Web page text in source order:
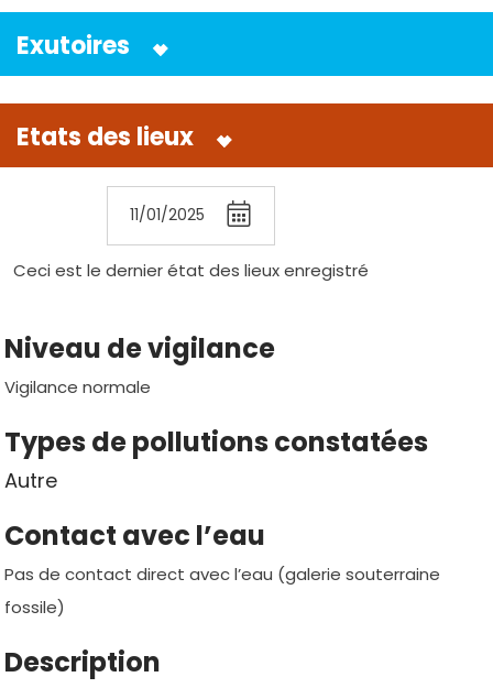
Exutoires
Etats des lieux
11/01/2025
Ceci est le dernier état des lieux enregistré
Niveau de vigilance
Vigilance normale
Types de pollutions constatées
Autre
Contact avec l’eau
Pas de contact direct avec l’eau (galerie souterraine
fossile)
Description